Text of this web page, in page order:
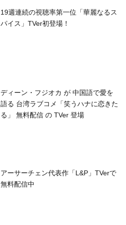
19週連続の視聴率第一位「華麗なるス
パイス」TVer初登場！
ディーン・フジオカ が 中国語で愛を
語る 台湾ラブコメ「笑うハナに恋きた
る」 無料配信 の TVer 登場
アーサーチェン代表作「L&P」TVerで
無料配信中